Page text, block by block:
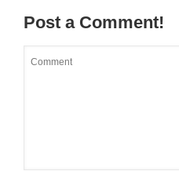
Post a Comment!